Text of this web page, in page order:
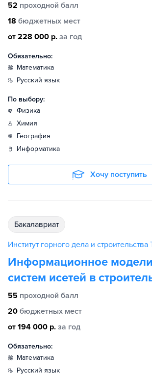
52 проходной балл
18 бюджетных мест
от 228 000 р. за год
Обязательно:
математика
русский язык
По выбору:
физика
химия
география
информатика
Хочу поступить
бакалавриат
Институт горного дела и строительства
Информационное
систем исетей в
55 проходной балл
20 бюджетных мест
от 194 000 р. за год
Обязательно:
математика
русский язык